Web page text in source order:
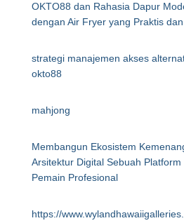
OKTO88 dan Rahasia Dapur
dengan Air Fryer yang Praktis
strategi manajemen akses
okto88
mahjong
Membangun Ekosistem
Arsitektur Digital Sebuah
Pemain Profesional
https://